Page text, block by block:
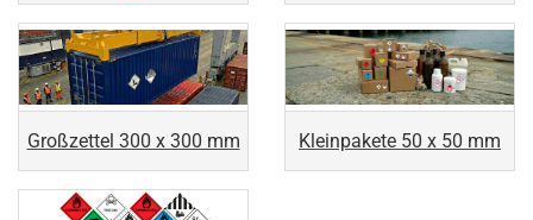
Großzettel 300 x 300 mm Kleinpakete 50 x 50 mm